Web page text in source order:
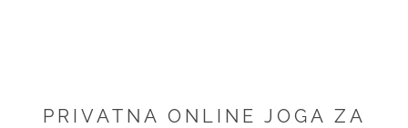
PRIVATNA ONLINE JOGA ZA